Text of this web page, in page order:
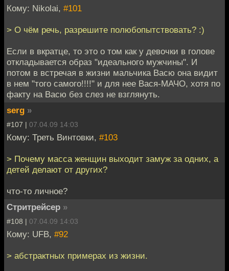
Кому: Nikolai, #101
> О чём речь, разрешите полюбопытствовать? :)
Если в вкратце, то это о том как у девочки в голове
откладывается образ "идеального мужчины". И
потом в встречая в жизни мальчика Васю она видит
в нем "того самого!!!!" и для нее Вася-МАЧО, хотя по
факту на Васю без слез не взглянуть.
serg »
#107 | 07.04.09 14:03
Кому: Треть Винтовки, #103
> Почему масса женщин выходит замуж за одних, а
детей делают от других?
что-то личное?
Стритрейсер »
#108 | 07.04.09 14:03
Кому: UFB, #92
> абстрактных примерах из жизни.